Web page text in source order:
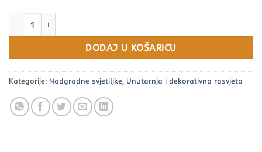
DODAJ U KOŠARICU
Kategorije: Nadgradne svjetiljke, Unutarnja i dekorativna rasvjeta